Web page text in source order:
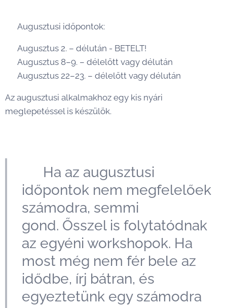
☀️ Augusztusi időpontok:
📌 Augusztus 2. – délután - BETELT!
📌 Augusztus 8–9. – délelőtt vagy délután
📌 Augusztus 22–23. – délelőtt vagy délután
Az augusztusi alkalmakhoz egy kis nyári
meglepetéssel is készülök. 🌿
🍂 Ha az augusztusi
időpontok nem megfelelőek
számodra, semmi
gond. Ősszel is folytatódnak
az egyéni workshopok. Ha
most még nem fér bele az
idődbe, írj bátran, és
egyeztetünk egy számodra